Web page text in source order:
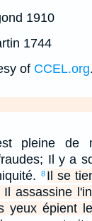
1910
1744
of CCEL.org.
pleine de
Il y a
8 Il se
assassine
yeux épient